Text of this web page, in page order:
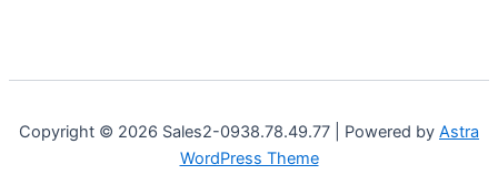
Copyright © 2026 Sales2-0938.78.49.77 | Powered by Astra
WordPress Theme